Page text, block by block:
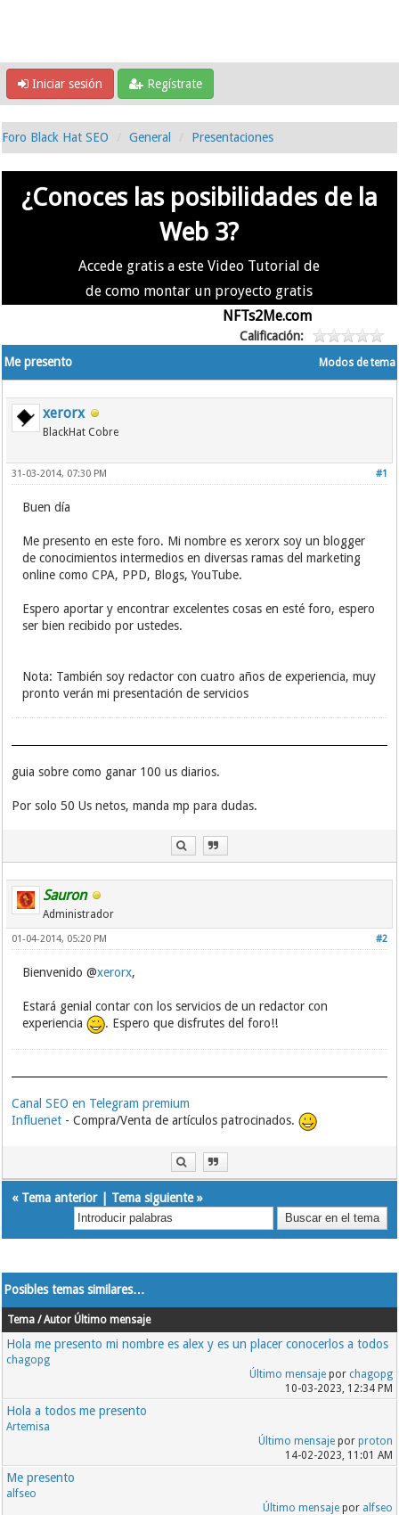
Iniciar sesión Regístrate
Foro Black Hat SEO General Presentaciones
¿Conoces las posibilidades de la
Web 3?
Accede gratis a este Video Tutorial de
de como montar un proyecto gratis
NFTs2Me.com
Calificación:
Modos de tema
Me presento
xerorx
BlackHat Cobre
#1
31-03-2014, 07:30 PM
Buen día
Me presento en este foro. Mi nombre es xerorx soy un blogger
de conocimientos intermedios en diversas ramas del marketing
online como CPA, PPD, Blogs, YouTube.
Espero aportar y encontrar excelentes cosas en esté foro, espero
ser bien recibido por ustedes.
Nota: También soy redactor con cuatro años de experiencia, muy
pronto verán mi presentación de servicios
guia sobre como ganar 100 us diarios.
Por solo 50 Us netos, manda mp para dudas.
Sauron
Administrador
#2
01-04-2014, 05:20 PM
Bienvenido @xerorx,
Estará genial contar con los servicios de un redactor con
experiencia
. Espero que disfrutes del foro!!
Canal SEO en Telegram premium
Influenet - Compra/Venta de artículos patrocinados.
« Tema anterior| Tema siguiente»
Posibles temas similares…
Tema / Autor Último mensaje
Hola me presento mi nombre es alex y es un placer conocerlos a todos
chagopg
Último mensajepor chagopg
10-03-2023, 12:34 PM
Hola a todos me presento
Artemisa
Último mensajepor proton
14-02-2023, 11:01 AM
Me presento
alfseo
Último mensajepor alfseo